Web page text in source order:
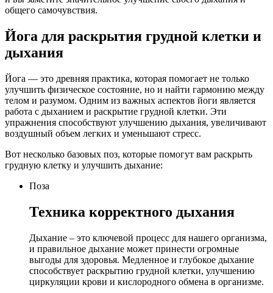
общего самочувствия.
Йога для раскрытия грудной клетки и
дыхания
Йога — это древняя практика, которая помогает не только
улучшить физическое состояние, но и найти гармонию между
телом и разумом. Одним из важных аспектов йоги является
работа с дыханием и раскрытие грудной клетки. Эти
упражнения способствуют улучшению дыхания, увеличивают
воздушный объем легких и уменьшают стресс.
Вот несколько базовых поз, которые помогут вам раскрыть
грудную клетку и улучшить дыхание:
Поза
Техника корректного дыхания
Дыхание – это ключевой процесс для нашего организма,
и правильное дыхание может принести огромные
выгоды для здоровья. Медленное и глубокое дыхание
способствует раскрытию грудной клетки, улучшению
циркуляции крови и кислородного обмена в организме.